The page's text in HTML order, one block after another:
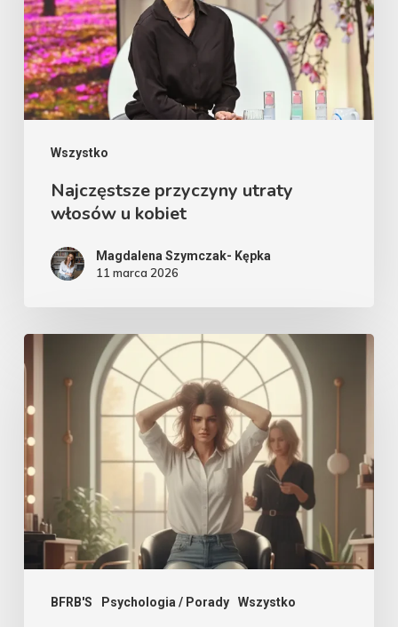
Wszystko
u
kobiet
Najczęstsze przyczyny utraty
włosów u kobiet
Magdalena Szymczak- Kępka
11 marca 2026
BFRB'S Psychologia / Porady Wszystko
wróg
czy
Trichotillomania
a
wizyty
w
salonie